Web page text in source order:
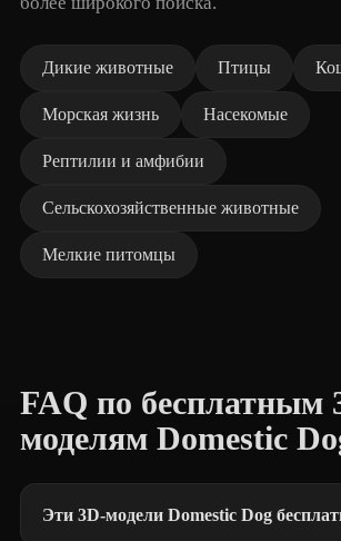
Дикие животные Птицы
Морская жизнь Насекомые
Рептилии и амфибии
Сельскохозяйственные животные
Мелкие питомцы
FAQ по бесплатным
моделям Domestic
Эти 3D-модели Domestic Dog